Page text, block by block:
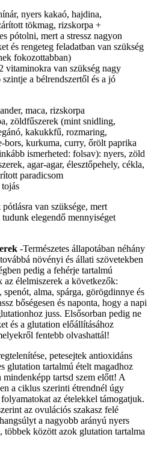
nyers kakaó, hajdina,
tökmag, rizskorpa +
pótolni, mert a stressz nagyon
és rengeteg feladatban van szükség
fokozottabban)
van szükség nagy
a bélrendszertől és a jó
maca, rizskorpa
zöldfűszerek (mint snidling,
kakukkfű, rozmaring,
bors, kurkuma, curry, őrölt paprika
ismerheted: folsav): nyers, zöld
agar-agar, élesztőpehely, cékla,
paradicsom
van szüksége, mert
elegendő mennyiséget
-Természetes állapotában néhány
növényi és állati szövetekben
pedig a fehérje tartalmú
az élelmiszerek a következők:
alma, spárga, görögdinnye és
bőségesen és naponta, hogy a napi
juss. Elsősorban pedig ne
és a glutation előállításához
fentebb olvashattál!
petesejtek antioxidáns
glutation tartalmú ételt magadhoz
tartsd szem előtt! A
a ciklus szerinti étrendnél úgy
az ételekkel támogatjuk.
az ovulációs szakasz felé
a nagyobb arányú nyers
többek között azok glutation tartalma